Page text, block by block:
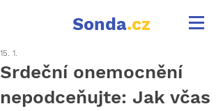
Sonda.cz
Srdeční onemocnění
nepodceňujte: Jak včas
15. 1.